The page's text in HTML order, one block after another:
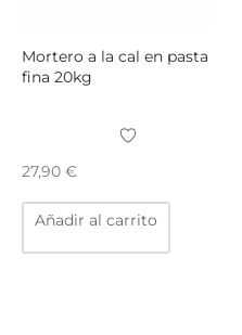
Mortero a la cal en pasta
fina 20kg
27,90 €
Añadir al carrito